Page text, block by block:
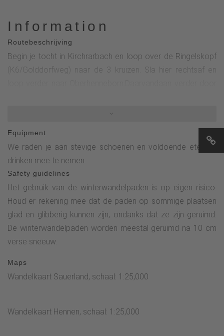
Information
Routebeschrijving
Begin je tocht in Kirchrarbach en loop over de Ringelskopf
(K6/Golddorfweg) naar de 3 kruizen. Sla hier rechtsaf en
de OR1 onder het dorp naar de K8. Dit pad leidt je terug
naar Kirchrarbach.Boven het dorp keer je direct terug naar
het dorp. Je kunt ook een rondwandeling (2,6 km) over de
hoogten aan je tocht toevoegen.Je kunt ook korte
wandelingen maken vanuit de drie dorpen Oberhenneborn,
Oberrarbach en Kirchrarbach.
Equipment
We raden je aan stevige schoenen en voldoende eten en
drinken mee te nemen.
Safety guidelines
Het gebruik van de winterwandelpaden is op eigen risico.
Houd er rekening mee dat de paden op sommige plaatsen
glad en glibberig kunnen zijn, ondanks dat ze zijn geruimd.
De winterwandelpaden worden meestal geruimd na 10 cm
verse sneeuw.
Maps
Wandelkaart Sauerland, schaal: 1:25,000
Wandelkaart Hennen, schaal: 1:25,000